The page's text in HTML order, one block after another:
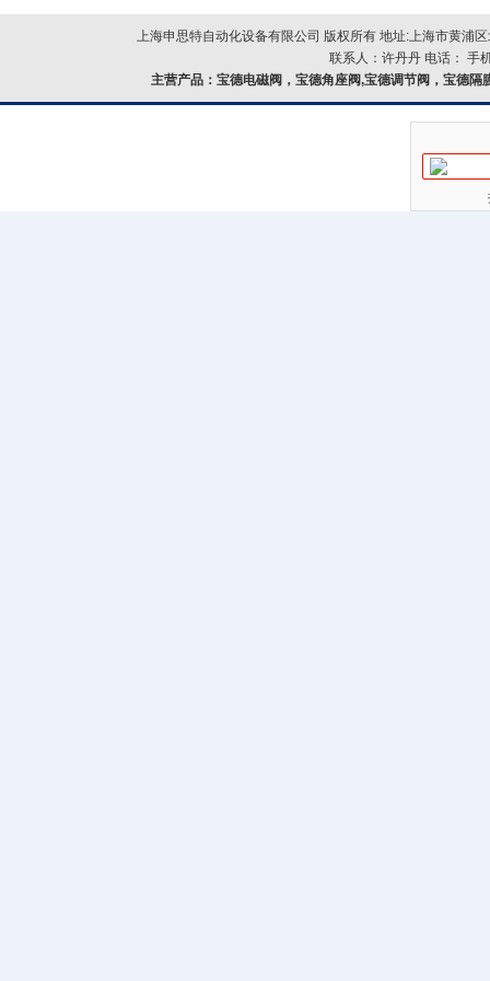
上海申思特自动化设备有限公司 版权所有 地址:上海市黄浦
联系人：许丹丹 电话： 手
主营产品：宝德电磁阀，宝德角座阀,宝德调节阀，宝德